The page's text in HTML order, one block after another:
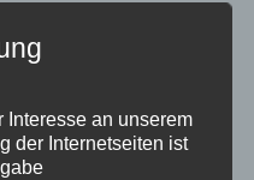
Stunde. Die
an diesem Tag.
Interesse an unserem
der Internetseiten ist